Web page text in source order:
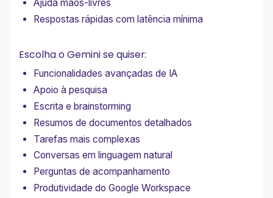
Ajuda mãos-livres
Respostas rápidas com latência mínima
Escolha o Gemini se quiser:
Funcionalidades avançadas de IA
Apoio à pesquisa
Escrita e brainstorming
Resumos de documentos detalhados
Tarefas mais complexas
Conversas em linguagem natural
Perguntas de acompanhamento
Produtividade do Google Workspace